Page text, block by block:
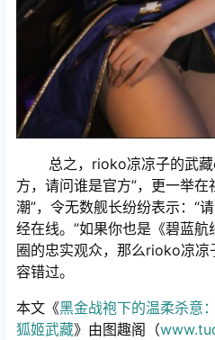
总之，rioko凉凉子的武
方，请问谁是官方”，更一举
潮”，令无数舰长纷纷表示：“
经在线。”如果你也是《碧蓝
圈的忠实观众，那么rioko凉
容错过。
本文《黑金战袍下的温柔杀意
狐姬武藏》由图趣阁（